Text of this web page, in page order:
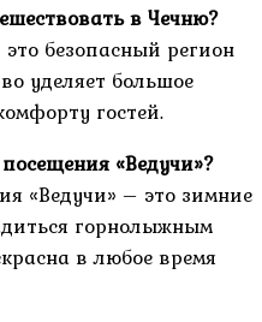
в Чечню?
безопасный регион
уделяет большое
гостей.
«Ведучи»?
«Ведучи» – это зимние
горнолыжным
в любое время